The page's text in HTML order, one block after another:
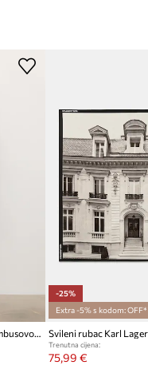
Answear.LAB šal za žene od bambusovog vlakna
-25%
Extra -5% s kodom: OFF*
Trenutna cijena:
75,99 €